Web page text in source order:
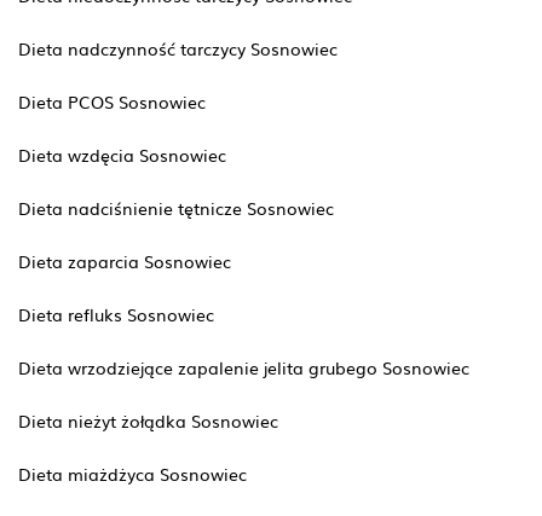
Dieta nadczynność tarczycy Sosnowiec
Dieta PCOS Sosnowiec
Dieta wzdęcia Sosnowiec
Dieta nadciśnienie tętnicze Sosnowiec
Dieta zaparcia Sosnowiec
Dieta refluks Sosnowiec
Dieta wrzodziejące zapalenie jelita grubego Sosnowiec
Dieta nieżyt żołądka Sosnowiec
Dieta miażdżyca Sosnowiec